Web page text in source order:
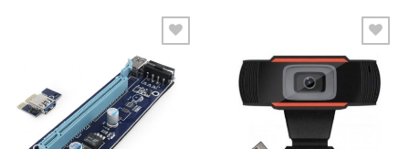
Add to
Wishlist
Add to
Wishlist